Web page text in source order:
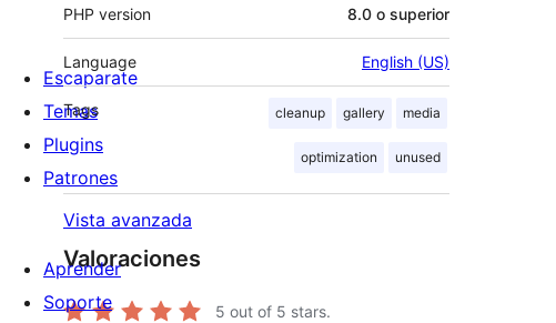
PHP version 8.0 o superior
Language English (US)
Tags cleanup gallery media
optimization unused
Vista avanzada
Valoraciones
5 out of 5 stars.
Escaparate
Temas
Plugins
Patrones
Aprender
Soporte